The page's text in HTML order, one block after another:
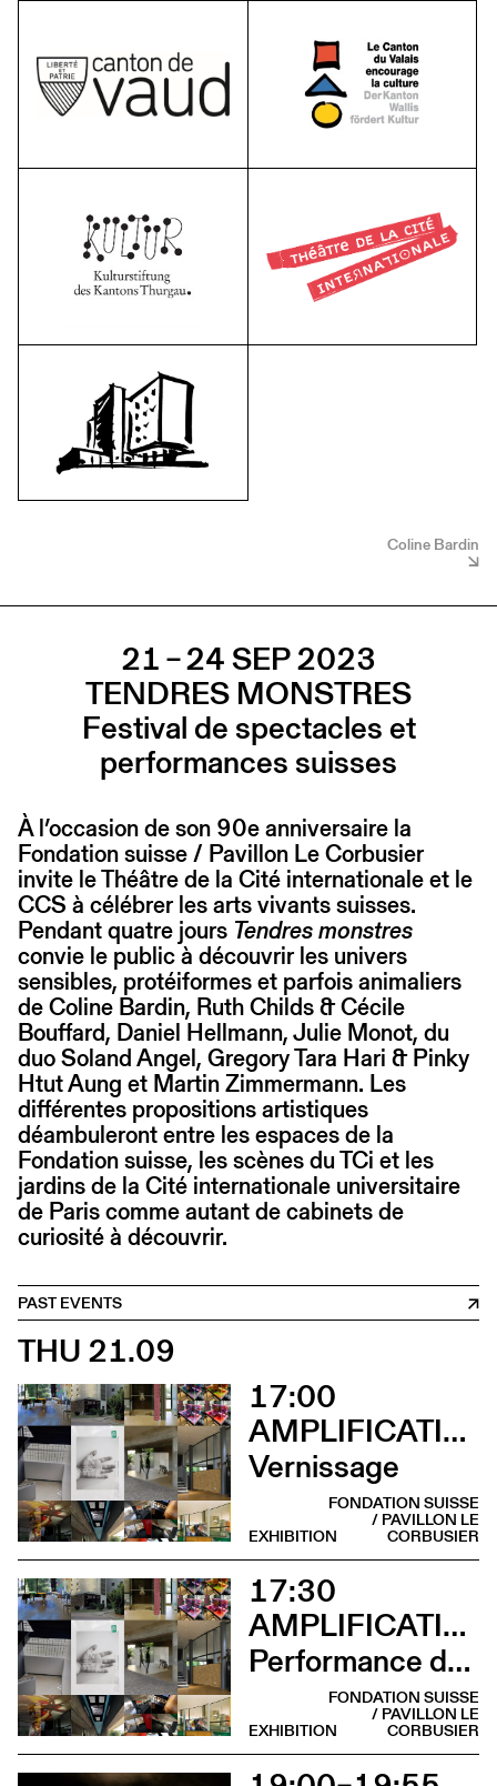
Coline Bardin
21 – 24 SEP 2023
TENDRES MONSTRES
Festival de spectacles et
performances suisses
À l’occasion de son 90e anniversaire la
Fondation suisse / Pavillon Le Corbusier
invite le Théâtre de la Cité internationale et le
CCS à célébrer les arts vivants suisses.
Pendant quatre jours Tendres monstres
convie le public à découvrir les univers
sensibles, protéiformes et parfois animaliers
de Coline Bardin, Ruth Childs & Cécile
Bouffard, Daniel Hellmann, Julie Monot, du
duo Soland Angel, Gregory Tara Hari & Pinky
Htut Aung et Martin Zimmermann. Les
différentes propositions artistiques
déambuleront entre les espaces de la
Fondation suisse, les scènes du TCi et les
jardins de la Cité internationale universitaire
de Paris comme autant de cabinets de
curiosité à découvrir.
PAST EVENTS
THU 21.09
17:00
AMPLIFICATIONS
Vernissage
FONDATION SUISSE
/ PAVILLON LE
CORBUSIER
EXHIBITION
17:30
AMPLIFICATIONS
Performance de Mio Chareteau
FONDATION SUISSE
/ PAVILLON LE
CORBUSIER
EXHIBITION